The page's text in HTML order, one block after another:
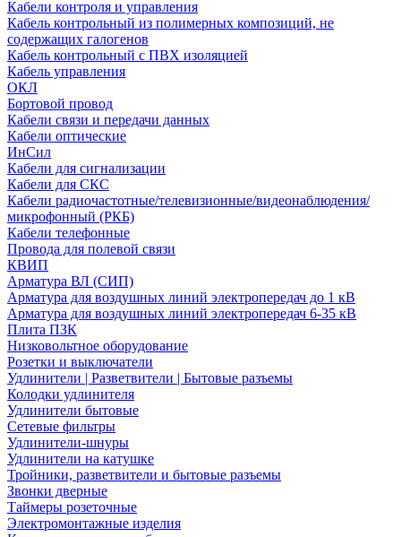
Кабели контроля и управления
Кабель контрольный из полимерных композиций, не
содержащих галогенов
Кабель контрольный с ПВХ изоляцией
Кабель управления
ОКЛ
Бортовой провод
Кабели связи и передачи данных
Кабели оптические
ИнСил
Кабели для сигнализации
Кабели для СКС
Кабели радиочастотные/телевизионные/видеонаблюдения/
микрофонный (РКБ)
Кабели телефонные
Провода для полевой связи
КВИП
Арматура ВЛ (СИП)
Арматура для воздушных линий электропередач до 1 кВ
Арматура для воздушных линий электропередач 6-35 кВ
Плита ПЗК
Низковольтное оборудование
Розетки и выключатели
Удлинители | Разветвители | Бытовые разъемы
Колодки удлинителя
Удлинители бытовые
Сетевые фильтры
Удлинители-шнуры
Удлинители на катушке
Тройники, разветвители и бытовые разъемы
Звонки дверные
Таймеры розеточные
Электромонтажные изделия